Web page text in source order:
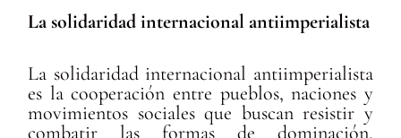
La solidaridad internacional antiimperialista
La solidaridad internacional antiimperialista
es la cooperación entre pueblos, naciones y
movimientos sociales que buscan resistir y
combatir las formas de dominación,